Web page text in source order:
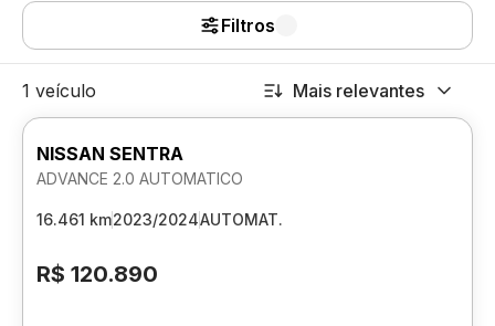
Filtros
1 veículo Mais relevantes
NISSAN SENTRA
ADVANCE 2.0 AUTOMATICO
16.461 km2023/2024AUTOMAT.
R$ 120.890